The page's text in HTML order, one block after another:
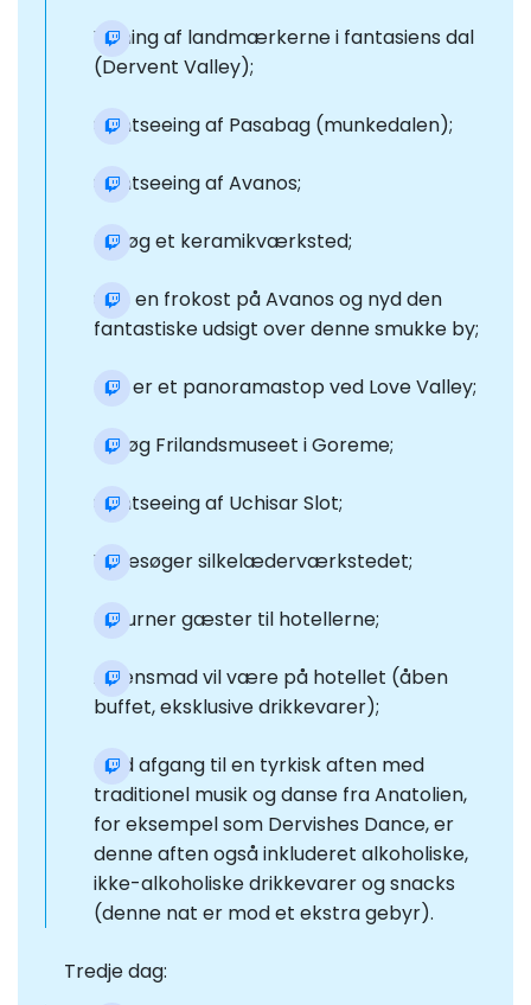
Visning af landmærkerne i fantasiens dal
(Dervent Valley);
Sightseeing af Pasabag (munkedalen);
Sightseeing af Avanos;
Besøg et keramikværksted;
Spis en frokost på Avanos og nyd den
fantastiske udsigt over denne smukke by;
Der er et panoramastop ved Love Valley;
Besøg Frilandsmuseet i Goreme;
Sightseeing af Uchisar Slot;
Vi besøger silkelæderværkstedet;
Returner gæster til hotellerne;
Aftensmad vil være på hotellet (åben
buffet, eksklusive drikkevarer);
Med afgang til en tyrkisk aften med
traditionel musik og danse fra Anatolien,
for eksempel som Dervishes Dance, er
denne aften også inkluderet alkoholiske,
ikke-alkoholiske drikkevarer og snacks
(denne nat er mod et ekstra gebyr).
Tredje dag: